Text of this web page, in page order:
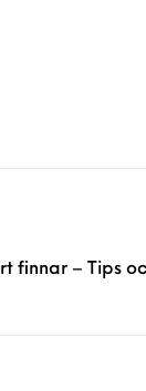
finnar – Tips